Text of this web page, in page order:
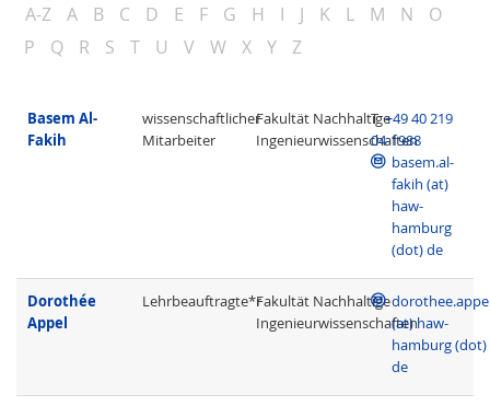
A-Z A B C D E F G H I J K L M N
O
P
Q R S T U V W X Y Z
Basem Al-
Fakih
wissenschaftlicher
Mitarbeiter
Fakultät Nachhaltige
Ingenieurwissenschaften
T +49 40 219
04-1988
basem.al-
fakih (at)
haw-
hamburg
(dot) de
Dorothée
Appel
Lehrbeauftragte*rFakultät Nachhaltige
Ingenieurwissenschaften(at) haw-
hamburg (dot)
de